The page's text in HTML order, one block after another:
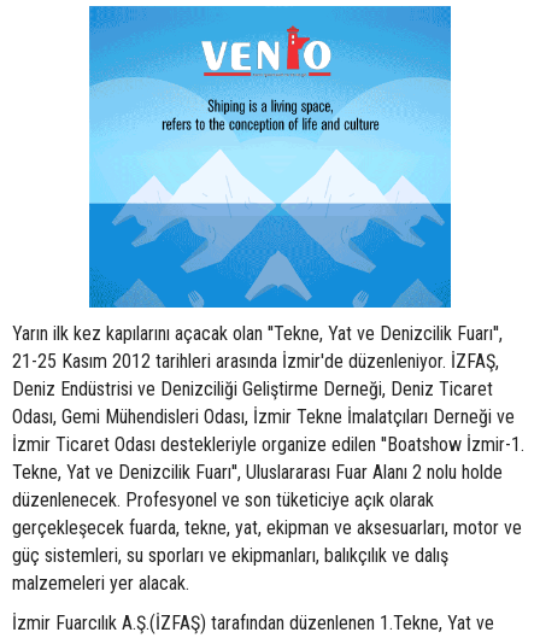
Yarın ilk kez kapılarını açacak olan ''Tekne, Yat ve Denizcilik Fuarı'',
21-25 Kasım 2012 tarihleri arasında İzmir'de düzenleniyor. İZFAŞ,
Deniz Endüstrisi ve Denizciliği Geliştirme Derneği, Deniz Ticaret
Odası, Gemi Mühendisleri Odası, İzmir Tekne İmalatçıları Derneği ve
İzmir Ticaret Odası destekleriyle organize edilen ''Boatshow İzmir-1.
Tekne, Yat ve Denizcilik Fuarı'', Uluslararası Fuar Alanı 2 nolu holde
düzenlenecek. Profesyonel ve son tüketiciye açık olarak
gerçekleşecek fuarda, tekne, yat, ekipman ve aksesuarları, motor ve
güç sistemleri, su sporları ve ekipmanları, balıkçılık ve dalış
malzemeleri yer alacak.
İzmir Fuarcılık A.Ş.(İZFAŞ) tarafından düzenlenen 1.Tekne, Yat ve